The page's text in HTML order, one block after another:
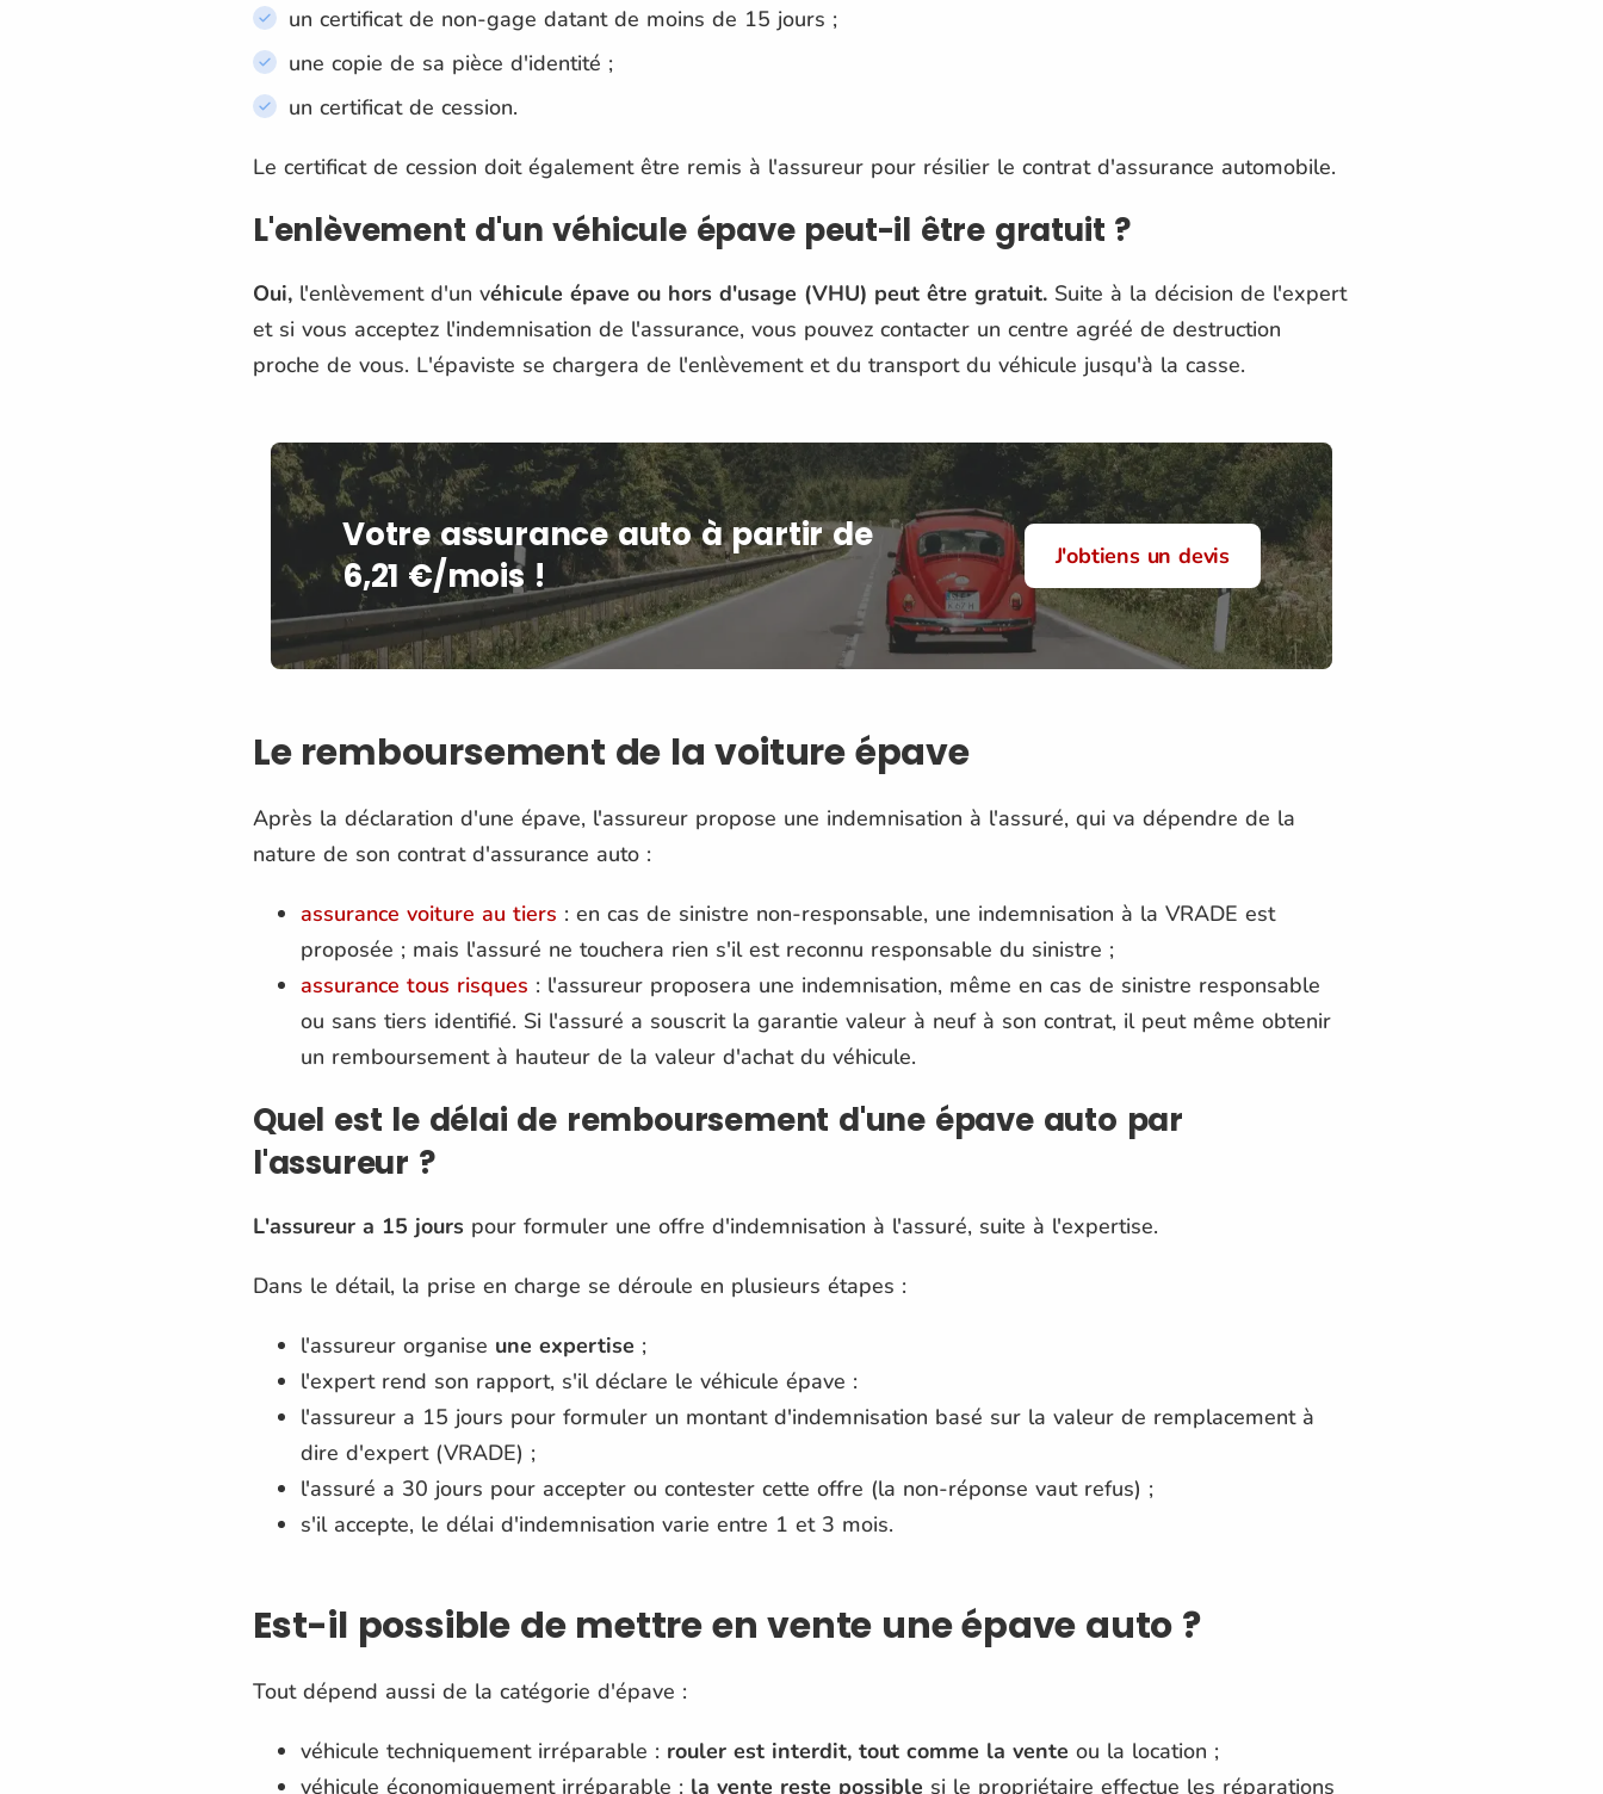
un certificat de non-gage datant de moins de 15 jours ;
une copie de sa pièce d'identité ;
un certificat de cession.
Le certificat de cession doit également être remis à l'assureur pour résilier le contrat d'assurance automobile.
L'enlèvement d'un véhicule épave peut-il être gratuit ?
Oui, l'enlèvement d'un véhicule épave ou hors d'usage (VHU) peut être gratuit. Suite à la décision de l'expert
et si vous acceptez l'indemnisation de l'assurance, vous pouvez contacter un centre agréé de destruction
proche de vous. L'épaviste se chargera de l'enlèvement et du transport du véhicule jusqu'à la casse.
Votre assurance auto à partir de
6,21 €/mois !
J'obtiens un devis
Le remboursement de la voiture épave
Après la déclaration d'une épave, l'assureur propose une indemnisation à l'assuré, qui va dépendre de la
nature de son contrat d'assurance auto :
assurance voiture au tiers : en cas de sinistre non-responsable, une indemnisation à la VRADE est
proposée ; mais l'assuré ne touchera rien s'il est reconnu responsable du sinistre ;
assurance tous risques : l'assureur proposera une indemnisation, même en cas de sinistre responsable
ou sans tiers identifié. Si l'assuré a souscrit la garantie valeur à neuf à son contrat, il peut même obtenir
un remboursement à hauteur de la valeur d'achat du véhicule.
Quel est le délai de remboursement d'une épave auto par
l'assureur ?
L'assureur a 15 jours pour formuler une offre d'indemnisation à l'assuré, suite à l'expertise.
Dans le détail, la prise en charge se déroule en plusieurs étapes :
l'assureur organise une expertise ;
l'expert rend son rapport, s'il déclare le véhicule épave :
l'assureur a 15 jours pour formuler un montant d'indemnisation basé sur la valeur de remplacement à
dire d'expert (VRADE) ;
l'assuré a 30 jours pour accepter ou contester cette offre (la non-réponse vaut refus) ;
s'il accepte, le délai d'indemnisation varie entre 1 et 3 mois.
Est-il possible de mettre en vente une épave auto ?
Tout dépend aussi de la catégorie d'épave :
véhicule techniquement irréparable : rouler est interdit, tout comme la vente ou la location ;
véhicule économiquement irréparable : la vente reste possible si le propriétaire effectue les réparations